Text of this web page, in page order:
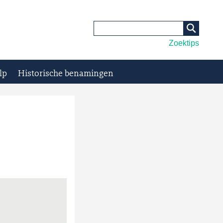
Zoektips
Historische benamingen